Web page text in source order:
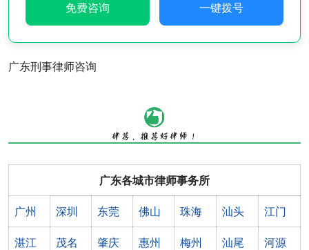
免费咨询 一键拨号
广东刑事律师咨询
广东各城市律师事务所
广州 深圳 东莞 佛山 珠海 汕头 江门
湛江 茂名 肇庆 惠州 梅州 汕尾 河源